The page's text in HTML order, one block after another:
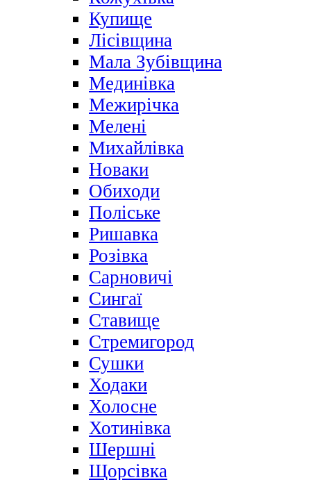
Купище
Лісівщина
Мала Зубівщина
Мединівка
Межирічка
Мелені
Михайлівка
Новаки
Обиходи
Поліське
Ришавка
Розівка
Сарновичі
Сингаї
Ставище
Стремигород
Сушки
Ходаки
Холосне
Хотинівка
Шершні
Щорсівка